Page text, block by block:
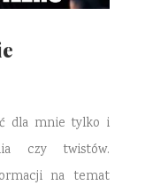
dla mnie tylko i
czy twistów.
na temat